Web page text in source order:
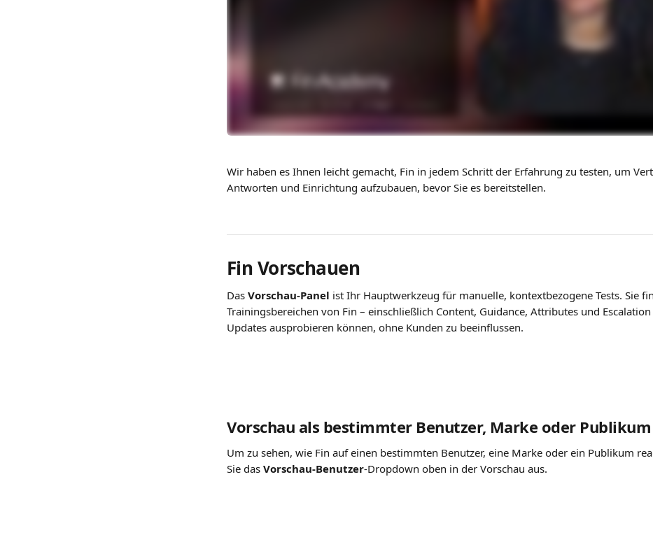
Wir haben es Ihnen leicht gemacht, Fin in jedem Schritt der Erfahrung zu testen, um
Antworten und Einrichtung aufzubauen, bevor Sie es bereitstellen.
Fin Vorschauen
Das Vorschau-Panel ist Ihr Hauptwerkzeug für manuelle, kontextbezogene Tests. Sie
Trainingsbereichen von Fin – einschließlich Content, Guidance, Attributes und Escalation
Updates ausprobieren können, ohne Kunden zu beeinflussen.
Vorschau als bestimmter Benutzer, Marke oder Publikum
Um zu sehen, wie Fin auf einen bestimmten Benutzer, eine Marke oder ein Publikum
Sie das Vorschau-Benutzer-Dropdown oben in der Vorschau aus.